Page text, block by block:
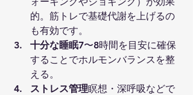
的。筋トレで基礎代謝を上げるの
も有効です。
十分な睡眠7〜8時間を目安に確保
することでホルモンバランスを整
える。
ストレス管理瞑想・深呼吸などで